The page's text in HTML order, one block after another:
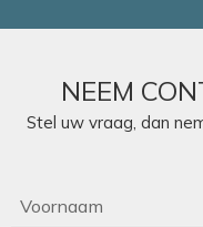
NEEM
Stel uw vraag, dan